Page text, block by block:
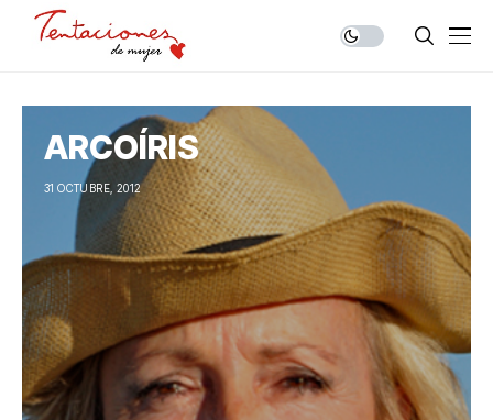
ARCOÍRIS
31 OCTUBRE, 2012